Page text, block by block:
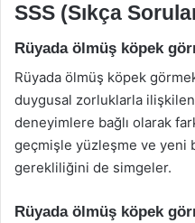
SSS (Sıkça
Rüyada ölmüş köpek
Rüyada ölmüş köpek
duygusal zorluklarla
deneyimlere bağlı olarak
geçmişle yüzleşme ve yeni
gerekliliğini de simgeler.
Rüyada ölmüş köpek